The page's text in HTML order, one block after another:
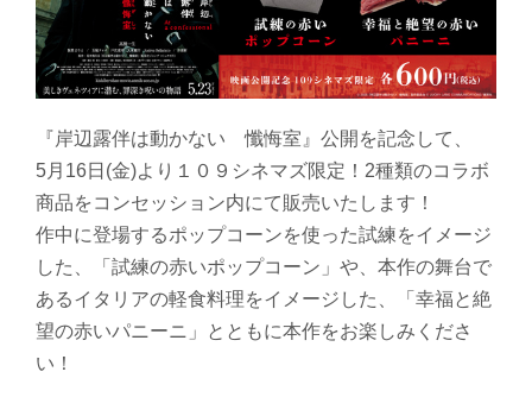
『岸辺露伴は動かない 懺悔室』公開を記念して、
5月16日(金)より１０９シネマズ限定！2種類のコラボ
商品をコンセッション内にて販売いたします！
作中に登場するポップコーンを使った試練をイメージ
した、「試練の赤いポップコーン」や、本作の舞台で
あるイタリアの軽食料理をイメージした、「幸福と絶
望の赤いパニーニ」とともに本作をお楽しみくださ
い！